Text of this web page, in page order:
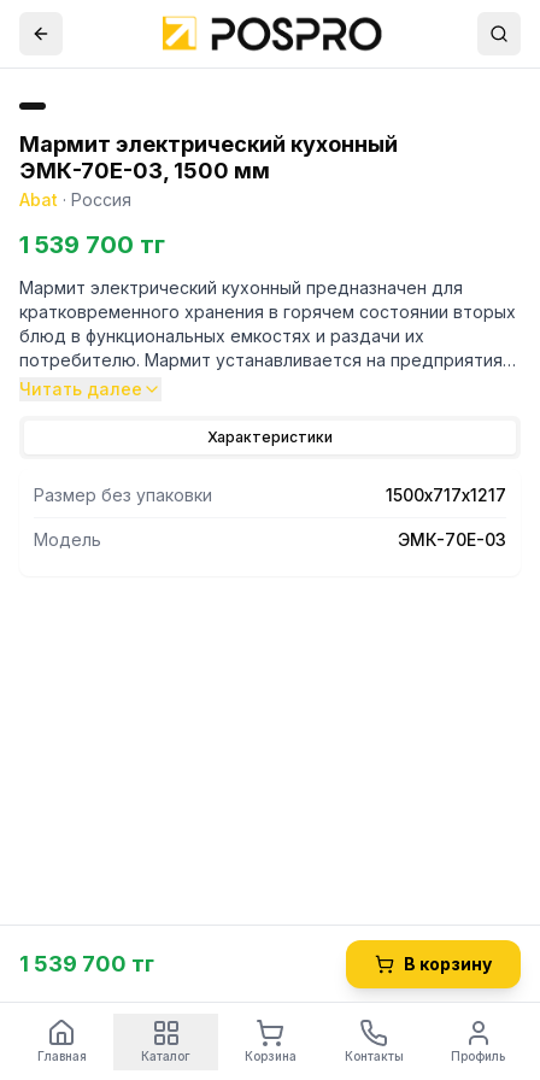
Мармит электрический кухонный
ЭМК-70Е-03, 1500 мм
Abat · Россия
1 539 700 тг
Мармит электрический кухонный предназначен для
кратковременного хранения в горячем состоянии вторых
блюд в функциональных емкостях и раздачи их
потребителю. Мармит устанавливается на предприятиях
общественного питания отдельно или в составе
столовых самообслуживания
Читать далее
Характеристики
Размер без упаковки 1500х717х1217
Модель ЭМК-70Е-03
1 539 700 тг В корзину
Главная Каталог Корзина Контакты Профиль